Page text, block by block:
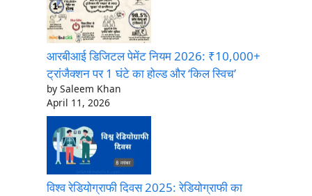
आरबीआई डिजिटल पेमेंट नियम 2026: ₹10,000+
ट्रांजैक्शन पर 1 घंटे का होल्ड और ‘किल स्विच’
by Saleem Khan
April 11, 2026
विश्व रेडियोग्राफी दिवस 2025: रेडियोग्राफी का